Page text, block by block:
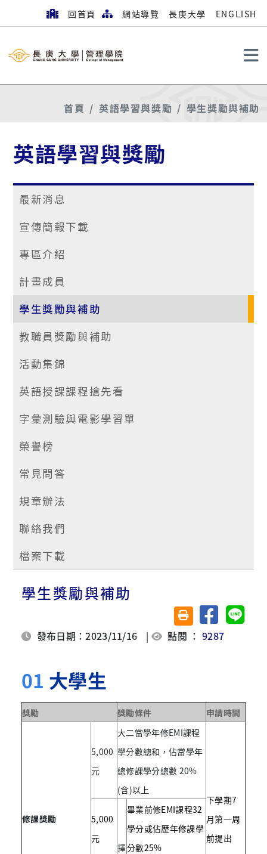
回首頁 網站導覽 長庚大學 ENGLISH
首頁 英語學習與獎勵 學生獎勵與補助
英語學習與獎勵
最新消息
宣傳簡報下載
專區介紹
計畫成員
學生獎勵與補助
教職員獎勵與補助
活動集錦
英語授課課程搶先看
字彙測驗與電影學習單
榮譽榜
常見問答
規章辦法
聯絡我們
檔案下載
學生獎勵與補助
友善列印(另開視窗)
分享至臉書分享
發布日期：2023/11/16 | 點閱 ：9287
01 大學生
獎勵 獎勵條件 申請時間
修課獎勵
5,000
元
大二當學年修EMI課程
學分數總和，佔當學年
總修課學分總數 20%
(含)以上
下學期7
月第一周
前提出
5,000
元
擇
畢業前修EMI課程32
學分或佔歷年修課學
分數25%